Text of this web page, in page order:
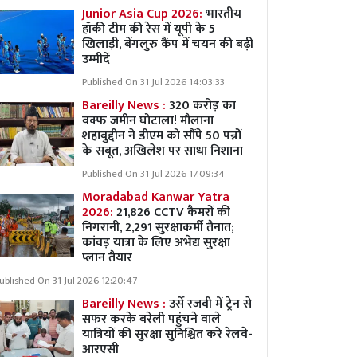
Junior Asia Cup 2026:भारतीय
हॉकी टीम की रेस में यूपी के 5
खिलाड़ी, बेंगलुरु कैंप में चयन की बढ़ी
उम्मीदें
Published On 31 Jul 2026 14:03:33
Bareilly News :320 करोड़ का
वक्फ जमीन घोटाला! मौलाना
शहाबुद्दीन ने डीएम को सौंपे 50 पन्नों
के सबूत, अखिलेश पर साधा निशाना
Published On 31 Jul 2026 17:09:34
Moradabad Kanwar Yatra
2026:21,826 CCTV कैमरों की
निगरानी, 2,291 सुरक्षाकर्मी तैनात;
कांवड़ यात्रा के लिए अभेद्य सुरक्षा
प्लान तैयार
On 31 Jul 2026 12:20:47
Bareilly News :उर्से रजवी में ट्रेन से
सफर करके बरेली पहुंचने वाले
यात्रियों की सुरक्षा सुनिश्चित करे रेलवे-
आरएसी